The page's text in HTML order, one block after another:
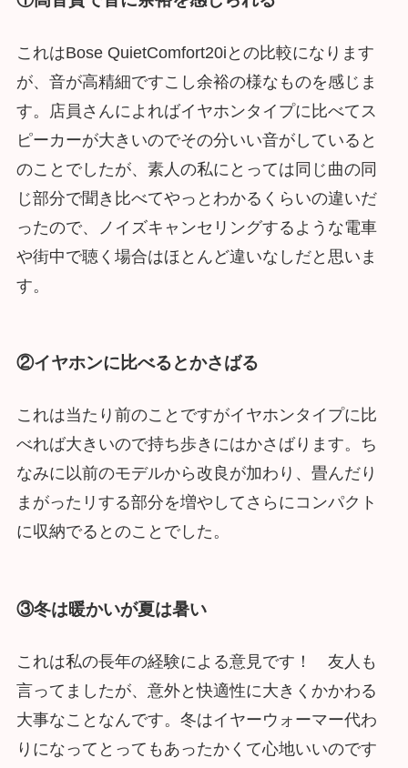
これはBose QuietComfort20iとの比較になります
が、音が高精細ですこし余裕の様なものを感じま
す。店員さんによればイヤホンタイプに比べてス
ピーカーが大きいのでその分いい音がしていると
のことでしたが、素人の私にとっては同じ曲の同
じ部分で聞き比べてやっとわかるくらいの違いだ
ったので、ノイズキャンセリングするような電車
や街中で聴く場合はほとんど違いなしだと思いま
す。
②イヤホンに比べるとかさばる
これは当たり前のことですがイヤホンタイプに比
べれば大きいので持ち歩きにはかさばります。ち
なみに以前のモデルから改良が加わり、畳んだり
まがったリする部分を増やしてさらにコンパクト
に収納でるとのことでした。
③冬は暖かいが夏は暑い
これは私の長年の経験による意見です！ 友人も
言ってましたが、意外と快適性に大きくかかわる
大事なことなんです。冬はイヤーウォーマー代わ
りになってとってもあったかくて心地いいのです